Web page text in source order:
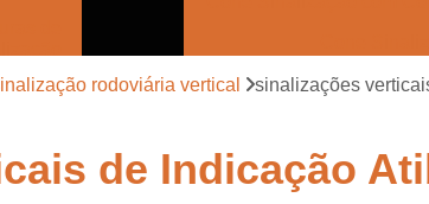
de
Cone
Empresa de
rodoviária vertical sinalizações
de Indicação